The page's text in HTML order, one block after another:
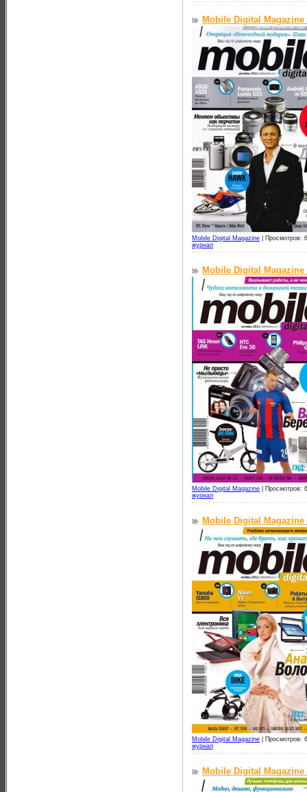
Mobile Digital
Mobile Digital Magazine
Просмотров:
журнал
Mobile Digital
Mobile Digital Magazine
Просмотров:
журнал
Mobile Digital
Mobile Digital Magazine
Просмотров:
журнал
Mobile Digital